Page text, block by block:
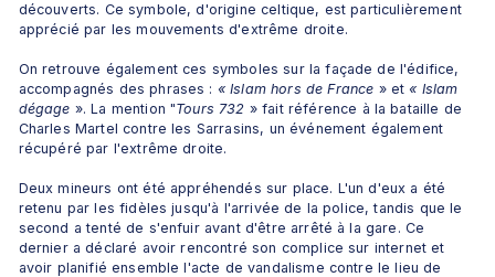
découverts. Ce symbole, d'origine celtique, est particulièrement
apprécié par les mouvements d'extrême droite.
On retrouve également ces symboles sur la façade de l'édifice,
accompagnés des phrases : « Islam hors de France » et « Islam
dégage ». La mention "Tours 732 » fait référence à la bataille de
Charles Martel contre les Sarrasins, un événement également
récupéré par l'extrême droite.
Deux mineurs ont été appréhendés sur place. L'un d'eux a été
retenu par les fidèles jusqu'à l'arrivée de la police, tandis que le
second a tenté de s'enfuir avant d'être arrêté à la gare. Ce
dernier a déclaré avoir rencontré son complice sur internet et
avoir planifié ensemble l'acte de vandalisme contre le lieu de